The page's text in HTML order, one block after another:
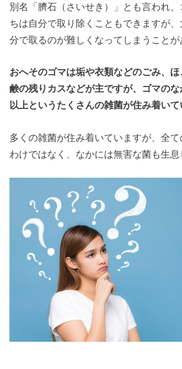
別名「臍石（さいせき）」とも言われ、
ちは自分で取り除くこともできますが
分で取るのが難しくなってしまうことが
おへそのゴマは垢や衣類などのごみ、
鹸の残りカスなどが主ですが、ゴマの
以上というたくさんの雑菌が住み着いて
多くの雑菌が住み着いていますが、全
わけではなく、なかには無害な菌も生息